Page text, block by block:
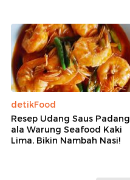
detikFood
Resep Udang Saus Padang
ala Warung Seafood Kaki
Lima, Bikin Nambah Nasi!